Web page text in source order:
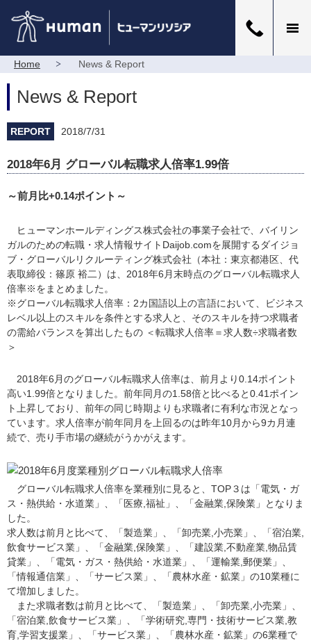
Home News & Report
News & Report
REPORT 2018/7/31
2018年6月 グローバル転職求人倍率1.99倍
～前月比+0.14ポイント～
ヒューマンホールディングス株式会社の事業子会社で、バイリン
ガルのための転職・求人情報サイトDaijob.comを展開するダイジョ
ブ・グローバルリクルーティング株式会社（本社：東京都港区、代
表取締役：篠原 裕二）は、2018年6月末時点のグローバル転職求人
倍率※をまとめました。
※グローバル転職求人倍率：2カ国語以上の言語において、ビジネス
レベル以上のスキルを条件とする求人と、そのスキルを持つ求職者
の需給バランスを算出したもの ＜転職求人倍率＝求人数÷求職者数
＞
2018年6月のグローバル転職求人倍率は、前月より0.14ポイント
高い1.99倍となりました。前年同月の1.58倍と比べると0.41ポイン
ト上昇しており、前年の同じ時期よりも求職者に有利な市況となっ
ています。求人倍率が前年同月を上回るのは昨年10月から9カ月連
続で、売り手市場の継続がうかがえます。
グローバル転職求人倍率を業種別に見ると、TOP３は「電気・ガ
ス・熱供給・水道業」、「医療,福祉」、「金融業,保険業」となりま
した。
求人数は前月と比べて、「製造業」、「卸売業,小売業」、「宿泊業,
飲食サービス業」、「金融業,保険業」、「建設業,不動産業,物品賃
貸業」、「電気・ガス・熱供給・水道業」、「運輸業,郵便業」、
「情報通信業」、「サービス業」、「農林水産・鉱業」の10業種に
て増加しました。
また求職者数は前月と比べて、「製造業」、「卸売業,小売業」、
「宿泊業,飲食サービス業」、「学術研究,専門・技術サービス業,教
育,学習支援業」、「サービス業」、「農林水産・鉱業」の6業種で